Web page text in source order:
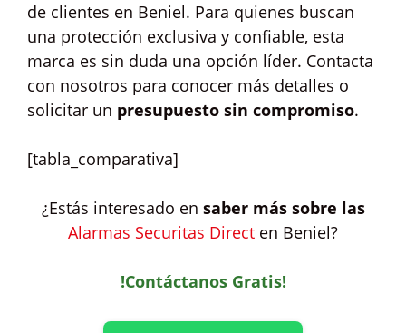
de clientes en Beniel. Para quienes buscan
una protección exclusiva y confiable, esta
marca es sin duda una opción líder. Contacta
con nosotros para conocer más detalles o
solicitar un presupuesto sin compromiso.
[tabla_comparativa]
¿Estás interesado en saber más sobre las
Alarmas Securitas Direct en Beniel?
!Contáctanos Gratis!